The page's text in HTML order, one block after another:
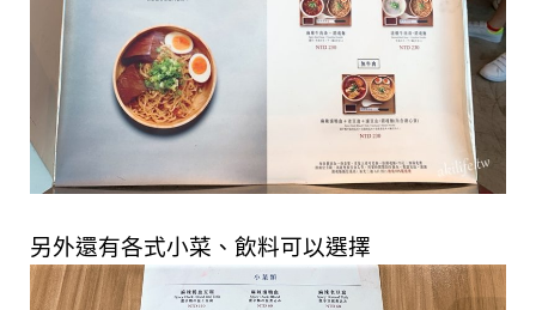
另外還有各式小菜、飲料可以選擇